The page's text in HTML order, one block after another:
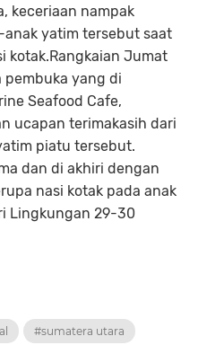
keceriaan nampak
yatim tersebut saat
kotak.Rangkaian Jumat
pembuka yang di
Seafood Cafe,
ucapan terimakasih dari
piatu tersebut.
dan di akhiri dengan
nasi kotak pada anak
Lingkungan 29-30
#sumatera utara